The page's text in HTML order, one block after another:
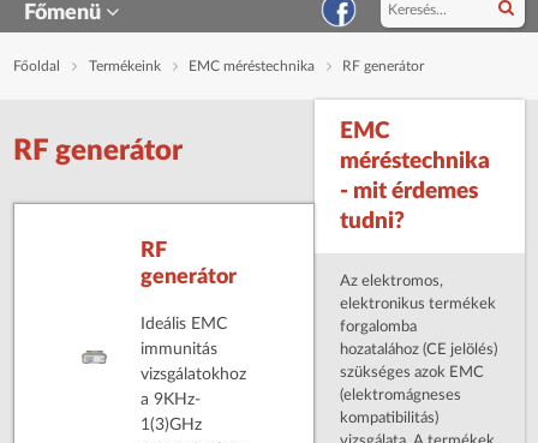
Főmenü
Főoldal Termékeink EMC méréstechnika RF generátor
RF generátor
RF
generátor
Ideális EMC
immunitás
vizsgálatokhoz
a 9KHz-
1(3)GHz
EMC
méréstechnika
- mit érdemes
tudni?
Az elektromos,
elektronikus termékek
forgalomba
hozatalához (CE jelölés)
szükséges azok EMC
(elektromágneses
kompatibilitás)